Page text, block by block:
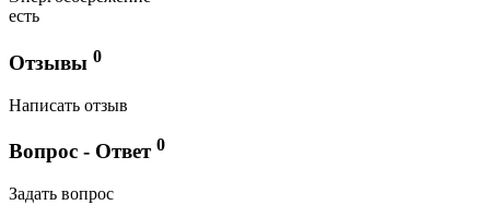
есть
Отзывы 0
Написать отзыв
Вопрос - Ответ 0
Задать вопрос